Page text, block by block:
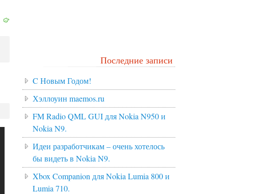
Последние записи
C Новым Годом!
Хэллоуин maemos.ru
FM Radio QML GUI для Nokia N950 и
Nokia N9.
Идеи разработчикам – очень хотелось
бы видеть в Nokia N9.
Xbox Companion для Nokia Lumia 800 и
Lumia 710.